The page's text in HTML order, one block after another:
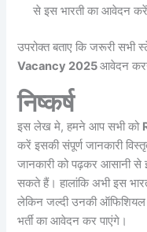
से इस भारती का आवेदन करें
उपरोक्त बताए कि जरूरी सभी
Vacancy 2025आवेदन करने
निष्कर्ष
इस लेख मे, हमने आप सभी को
करें इसकी संपूर्ण जानकारी
जानकारी को पढ़कर आसानी से
सकते हैं। हालांकि अभी इस
लेकिन जल्दी उनकी ऑफिशियल
भर्ती का आवेदन कर पाएंगे।